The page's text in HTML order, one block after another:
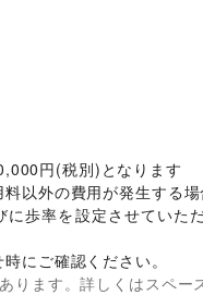
円(税別)となります
以外の費用が発生する場
歩率を設定させていた
にご確認ください。
ります。詳しくはスペー